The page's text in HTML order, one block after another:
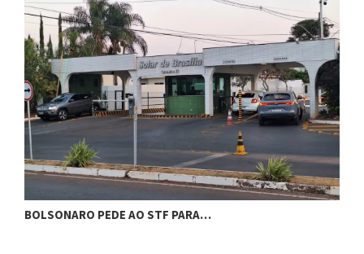
BOLSONARO PEDE AO STF PARA…